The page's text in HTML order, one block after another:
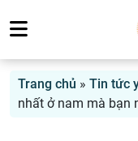
Trang chủ » Tin tức
nhất ở nam mà bạn